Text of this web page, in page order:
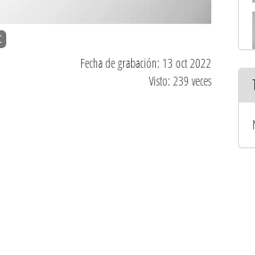
Fecha de grabación: 13 oct 2022
Visto: 239 veces